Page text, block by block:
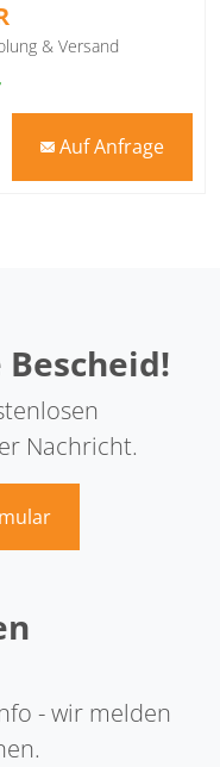
& Versand
mail Auf Anfrage
Bescheid!
Nachricht.
- wir melden